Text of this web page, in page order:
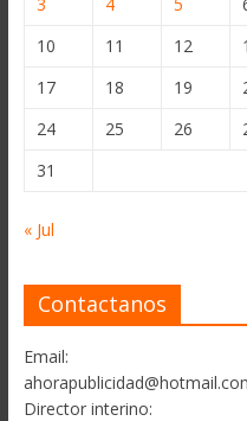
10
11 12
17
18 19
24
25 26
31
« Jul
Contactanos
Email:
Director interino: